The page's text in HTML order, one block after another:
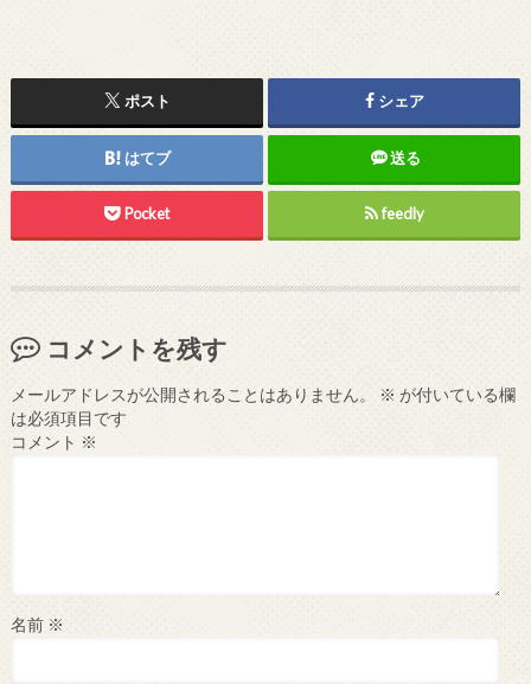
ポスト シェア
はてブ 送る
Pocket feedly
コメントを残す
メールアドレスが公開されることはありません。 ※ が付いている欄
は必須項目です
コメント ※
名前 ※